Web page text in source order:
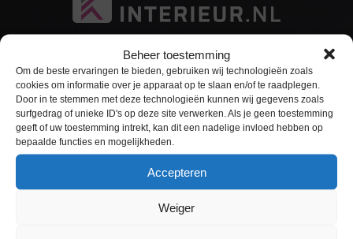
Beheer toestemming
Om de beste ervaringen te bieden, gebruiken wij technologieën zoals
cookies om informatie over je apparaat op te slaan en/of te raadplegen.
Door in te stemmen met deze technologieën kunnen wij gegevens zoals
surfgedrag of unieke ID's op deze site verwerken. Als je geen toestemming
geeft of uw toestemming intrekt, kan dit een nadelige invloed hebben op
bepaalde functies en mogelijkheden.
Accepteren
Weiger
Sitemap
Home
Interieurfolie